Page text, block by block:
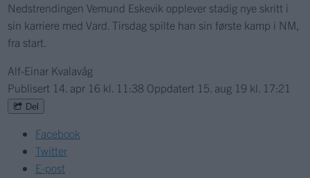
Nedstrendingen Vemund Eskevik opplever stadig nye skritt i
sin karriere med Vard. Tirsdag spilte han sin første kamp i NM,
fra start.
Alf-Einar Kvalavåg
Publisert 14. apr 16 kl. 11:38 Oppdatert 15. aug 19 kl. 17:21
Del
Facebook
Twitter
E-post